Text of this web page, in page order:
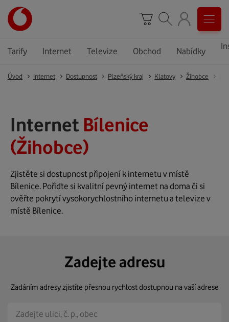
Tarify Internet Televize Obchod Nabídky
Úvod Internet Dostupnost Plzeňský kraj Klatovy Žihobce
Internet Bílenice
(Žihobce)
Zjistěte si dostupnost připojení k internetu v místě
Bílenice. Pořiďte si kvalitní pevný internet na doma či si
ověřte pokrytí vysokorychlostního internetu a televize v
místě Bílenice.
Zadejte adresu
Zadáním adresy zjistíte přesnou rychlost dostupnou na vaší adrese